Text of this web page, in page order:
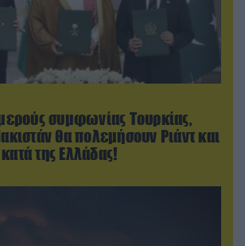
συμφωνίας Τουρκίας,
θα πολεμήσουν Ριάντ και
της Ελλάδας!